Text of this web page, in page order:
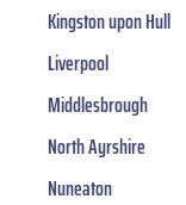
Kingston upon Hull
Liverpool
Middlesbrough
North Ayrshire
Nuneaton